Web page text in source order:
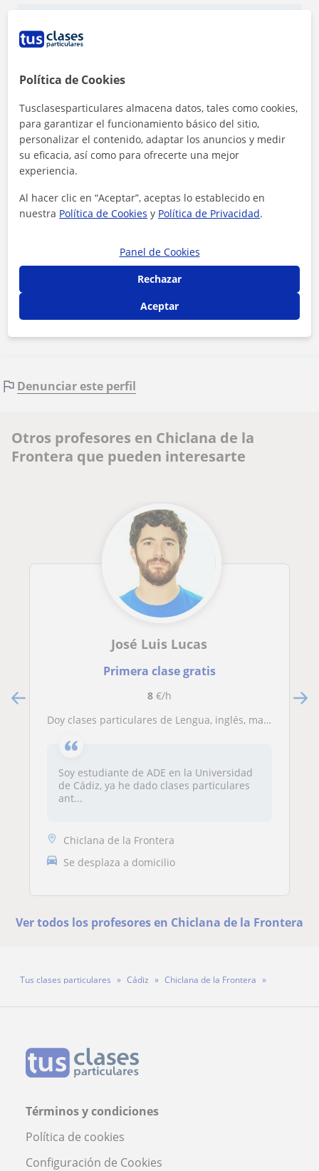
Al hacer clic, aceptas nuestroaviso legaly deprivacidad
Contactar ahora
Denunciar este perfil
Otros profesores en Chiclana de la
Frontera que pueden interesarte
José Luis Lucas
Primera clase gratis
8€/h
Doy clases particulares de Lengua, inglés, matemáticas
Soy estudiante de ADE en la Universidad
de Cádiz, ya he dado clases particulares
ant...
Chiclana de la Frontera
Se desplaza a domicilio
Ver todos los profesores en Chiclana de la Frontera
Tus clases particulares Cádiz
Chiclana de la Frontera
Términos y condiciones
Política de cookies
Configuración de Cookies
Política de Cookies
Tusclasesparticulares almacena datos, tales como cookies,
para garantizar el funcionamiento básico del sitio,
personalizar el contenido, adaptar los anuncios y medir
su eficacia, así como para ofrecerte una mejor
experiencia.
Al hacer clic en “Aceptar”, aceptas lo establecido en
nuestra Política de Cookies y Política de Privacidad.
Panel de Cookies
Rechazar
Aceptar